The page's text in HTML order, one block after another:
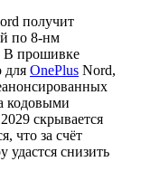
получит
по 8-нм
В прошивке
для OnePlus Nord,
кодовыми
скрывается
что за счёт
удастся снизить